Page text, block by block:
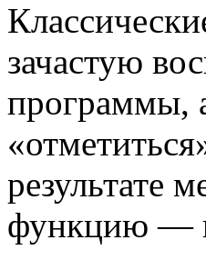
зачастую
программы,
результате
функцию —